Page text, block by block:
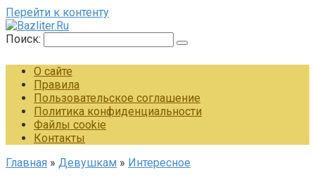
Перейти к контенту
Поиск:
О сайте
Правила
Пользовательское соглашение
Политика конфиденциальности
Файлы cookie
Контакты
Главная » Девушкам » Интересное